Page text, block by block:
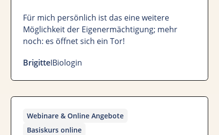
Für mich persönlich ist das eine weitere
Möglichkeit der Eigenermächtigung; mehr
noch: es öffnet sich ein Tor!
BrigitteIBiologin
Webinare & Online Angebote
Basiskurs online